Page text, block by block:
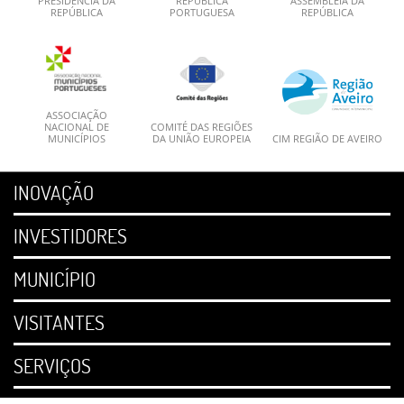
REPÚBLICA
PORTUGUESA
REPÚBLICA
ASSOCIAÇÃO
NACIONAL DE
MUNICÍPIOS
COMITÉ DAS REGIÕES
DA UNIÃO EUROPEIA
CIM REGIÃO DE AVEIRO
INOVAÇÃO
INVESTIDORES
MUNICÍPIO
VISITANTES
SERVIÇOS